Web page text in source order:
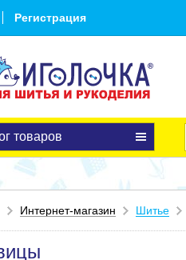
Регистрация
товаров
Интернет-магазин Шитье